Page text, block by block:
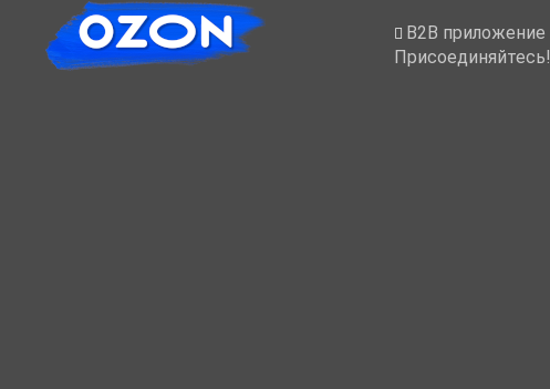
B2B приложение
Присоединяйтесь!